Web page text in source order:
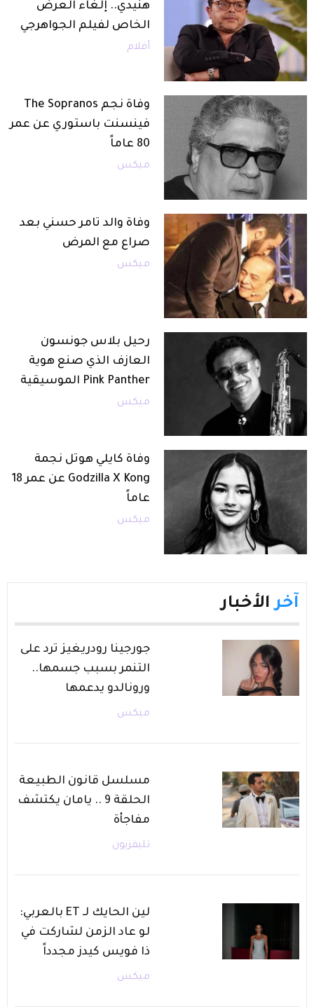
هنيدي.. إلغاء العرض
الخاص لفيلم الجواهرجي
أفلام
وفاة نجم The Sopranos
فينسنت باستوري عن عمر
80 عاماً
ميكس
وفاة والد تامر حسني بعد
صراع مع المرض
ميكس
رحيل بلاس جونسون
العازف الذي صنع هوية
Pink Panther الموسيقية
ميكس
وفاة كايلي هوتل نجمة
Godzilla X Kong عن عمر 18
عاماً
ميكس
آخر الأخبار
جورجينا رودريغيز ترد على
التنمر بسبب جسمها..
ورونالدو يدعمها
ميكس
مسلسل قانون الطبيعة
الحلقة 9 .. يامان يكتشف
مفاجأة
تليفزيون
لين الحايك لـ ET بالعربي:
لو عاد الزمن لشاركت في
ذا فويس كيدز مجدداً
ميكس